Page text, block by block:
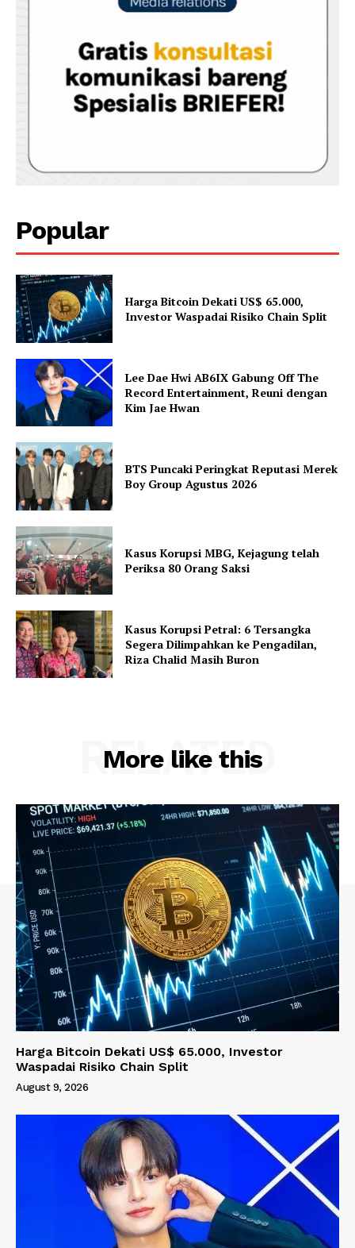
Popular
Harga Bitcoin Dekati US$ 65.000,
Investor Waspadai Risiko Chain Split
Lee Dae Hwi AB6IX Gabung Off The
Record Entertainment, Reuni dengan
Kim Jae Hwan
BTS Puncaki Peringkat Reputasi Merek
Boy Group Agustus 2026
Kasus Korupsi MBG, Kejagung telah
Periksa 80 Orang Saksi
Kasus Korupsi Petral: 6 Tersangka
Segera Dilimpahkan ke Pengadilan,
Riza Chalid Masih Buron
More like this
RELATED
Harga Bitcoin Dekati US$ 65.000, Investor
Waspadai Risiko Chain Split
August 9, 2026